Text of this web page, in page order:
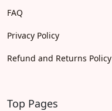
FAQ
Privacy Policy
Refund and Returns Policy
Top Pages